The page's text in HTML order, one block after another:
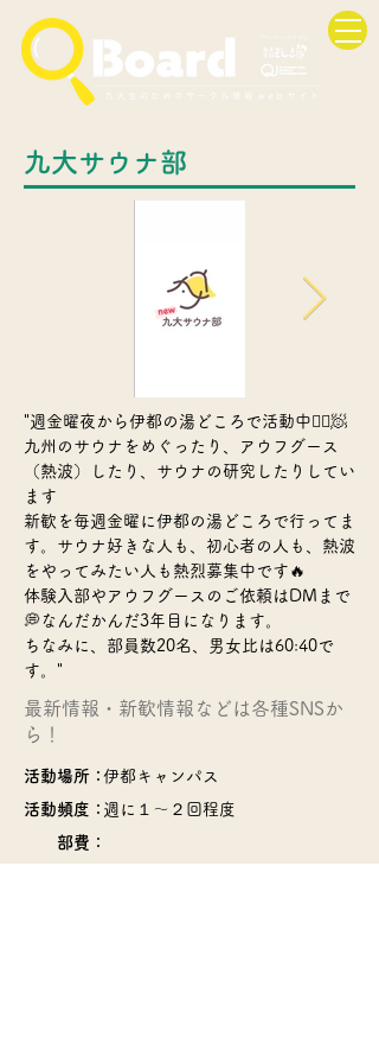
九大サウナ部
"週金曜夜から伊都の湯どころで活動中🧖‍♀️🧖
九州のサウナをめぐったり、アウフグース
（熱波）したり、サウナの研究したりしてい
ます
新歓を毎週金曜に伊都の湯どころで行ってま
す。サウナ好きな人も、初心者の人も、熱波
をやってみたい人も熱烈募集中です🔥
体験入部やアウフグースのご依頼はDMまで
💭なんだかんだ3年目になります。
ちなみに、部員数20名、男女比は60:40で
す。"
​最新情報・新歓情報などは各種SNSか
ら！
活動場所：伊都キャンパス
活動頻度：週に１～２回程度
部費：